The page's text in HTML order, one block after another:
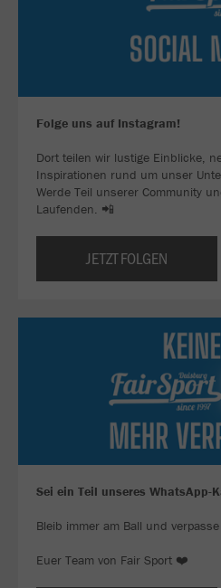
Folge uns auf Instagram!
Dort teilen wir lustige Einblicke,
Inspirationen rund um unser
Werde Teil unserer Community
Laufenden. 📲
JETZT FOLGEN
Sei ein Teil unseres WhatsApp-
Bleib immer am Ball und
Euer Team von Fair Sport ❤️